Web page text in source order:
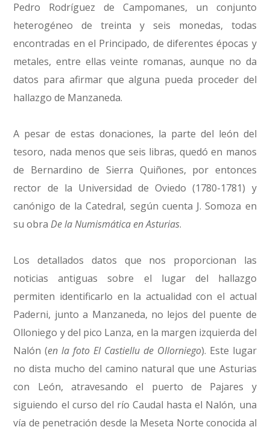
Pedro Rodríguez de Campomanes, un conjunto
heterogéneo de treinta y seis monedas, todas
encontradas en el Principado, de diferentes épocas y
metales, entre ellas veinte romanas, aunque no da
datos para afirmar que alguna pueda proceder del
hallazgo de Manzaneda.
A pesar de estas donaciones, la parte del león del
tesoro, nada menos que seis libras, quedó en manos
de Bernardino de Sierra Quiñones, por entonces
rector de la Universidad de Oviedo (1780-1781) y
canónigo de la Catedral, según cuenta J. Somoza en
su obraDe la Numismática en Asturias.
Los detallados datos que nos proporcionan las
noticias antiguas sobre el lugar del hallazgo
permiten identificarlo en la actualidad con el actual
Paderni, junto a Manzaneda, no lejos del puente de
Olloniego y del pico Lanza, en la margen izquierda del
Nalón (en la foto El Castiellu de Ollorniego). Este lugar
no dista mucho del camino natural que une Asturias
con León, atravesando el puerto de Pajares y
siguiendo el curso del río Caudal hasta el Nalón, una
vía de penetración desde la Meseta Norte conocida al